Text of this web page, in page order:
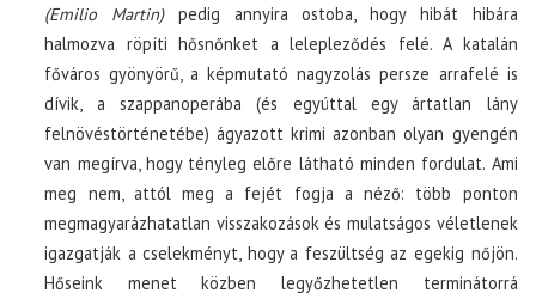
(Emilio Martin)pedig annyira ostoba, hogy hibát hibára
halmozva röpíti hősnőnket a lelepleződés felé. A katalán
főváros gyönyörű, a képmutató nagyzolás persze arrafelé is
dívik, a szappanoperába (és egyúttal egy ártatlan lány
felnövéstörténetébe) ágyazott krimi azonban olyan gyengén
van megírva, hogy tényleg előre látható minden fordulat. Ami
meg nem, attól meg a fejét fogja a néző: több ponton
megmagyarázhatatlan visszakozások és mulatságos véletlenek
igazgatják a cselekményt, hogy a feszültség az egekig nőjön.
Hőseink menet közben legyőzhetetlen terminátorrá